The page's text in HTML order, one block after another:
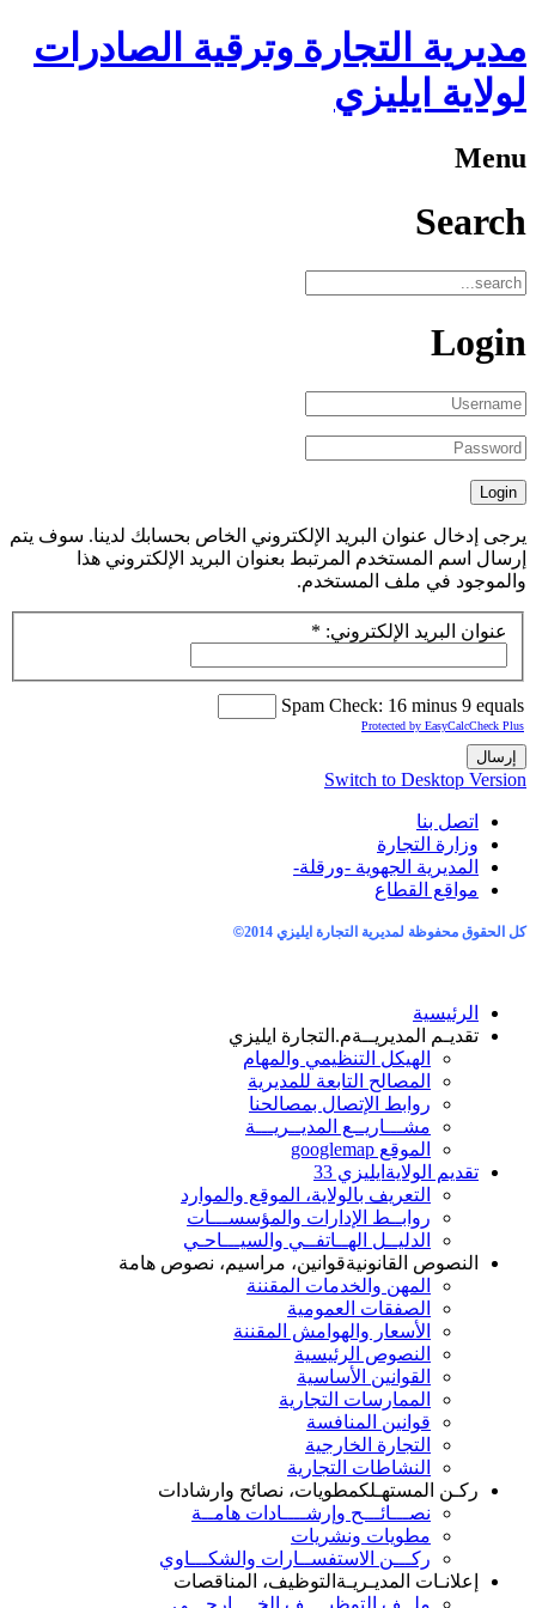
مديرية التجارة وترقية الصادرات
لولاية ايليزي
Menu
Search
Login
يرجى إدخال عنوان البريد الإلكتروني الخاص بحسابك لدينا. سوف يتم
إرسال اسم المستخدم المرتبط بعنوان البريد الإلكتروني هذا
والموجود في ملف المستخدم.
عنوان البريد الإلكتروني: *
Spam Check: 16 minus 9 equals
Protected by EasyCalcCheck Plus
إرسال
Switch to Desktop Version
اتصل بنا
وزارة التجارة
المديرية الجهوية -ورقلة-
مواقع القطاع
كل الحقوق محفوظة لمديرية التجارة ايليزي 2014 ©
الرئيسية
تقديـم المديريــةم.التجارة ايليزي
الهيكل التنظيمي والمهام
المصالح التابعة للمديرية
روابط الإتصال بمصالحنا
مشـــاريــع المديــريـــة
الموقع googlemap
تقديم الولاية ايليزي 33
التعريف بالولاية، الموقع والموارد
روابــط الإدارات والمؤسســـات
الدليــل الهــاتفــي والسيـــاحـي
النصوص القانونيةقوانين، مراسيم، نصوص هامة
المهن والخدمات المقننة
الصفقات العمومية
الأسعار والهوامش المقننة
النصوص الرئيسية
القوانين الأساسية
الممارسات التجارية
قوانين المنافسة
التجارة الخارجية
النشاطات التجارية
ركـن المستهـلكمطويات، نصائح وارشادات
نصـــائـــح وإرشــــادات هامــة
مطويات ونشريات
ركـــن الاستفســارات والشكـــاوي
إعلانـات المديـريـة التوظيف، المناقصات